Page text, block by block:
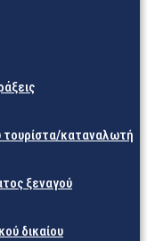
τουρίστα/καταναλωτή
ξεναγού
δικαίου